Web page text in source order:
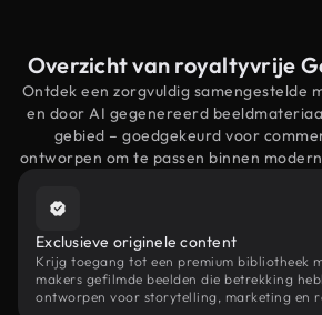
Overzicht van royaltyvrije
Ontdek een zorgvuldig samengestelde
en door AI gegenereerd
gebied – goedgekeurd voor
ontworpen om te passen binnen
Exclusieve originele content
Krijg toegang tot een premium bibliotheek
makers gefilmde beelden die betrekking
ontworpen voor storytelling, marketing en